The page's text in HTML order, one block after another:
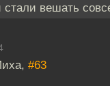
стали вешать
#63